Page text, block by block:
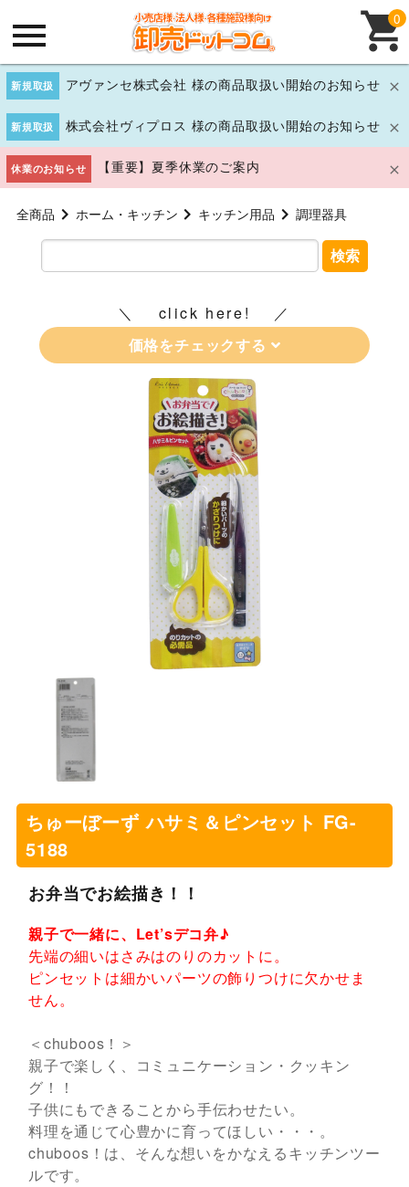
新規取扱 アヴァンセ株式会社 様の商品取扱い開始のお知らせ
新規取扱 株式会社ヴィプロス 様の商品取扱い開始のお知らせ
休業のお知らせ 【重要】夏季休業のご案内
0
全商品 ホーム・キッチン キッチン用品 調理器具
検索
click here!
価格をチェックする
ちゅーぼーず ハサミ＆ピンセット FG-
5188
お弁当でお絵描き！！
親子で一緒に、Let’sデコ弁♪
先端の細いはさみはのりのカットに。
ピンセットは細かいパーツの飾りつけに欠かせま
せん。
＜chuboos！＞
親子で楽しく、コミュニケーション・クッキン
グ！！
子供にもできることから手伝わせたい。
料理を通じて心豊かに育ってほしい・・・。
chuboos！は、そんな想いをかなえるキッチンツー
ルです。